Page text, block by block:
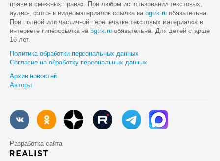
праве и смежных правах. При любом использовании текстовых,
аудио-, фото- и видеоматериалов ссылка на bgtrk.ru обязательна.
При полной или частичной перепечатке текстовых материалов в
интернете гиперссылка на bgtrk.ru обязательна. Для детей старше
16 лет.
Политика обработки персональных данных
Согласие на обработку персональных данных
Архив новостей
Авторы
Разработка сайта